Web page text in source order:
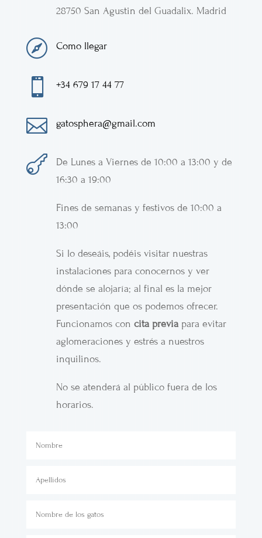
28750 San Agustin del Guadalix. Madrid
 Como llegar
 +34 679 17 44 77
 gatosphera@gmail.com

De Lunes a Viernes de 10:00 a 13:00 y de
16:30 a 19:00
Fines de semanas y festivos de 10:00 a
13:00
Si lo deseáis, podéis visitar nuestras
instalaciones para conocernos y ver
dónde se alojaría; al final es la mejor
presentación que os podemos ofrecer.
Funcionamos con cita previapara evitar
aglomeraciones y estrés a nuestros
inquilinos.
No se atenderá al público fuera de los
horarios.